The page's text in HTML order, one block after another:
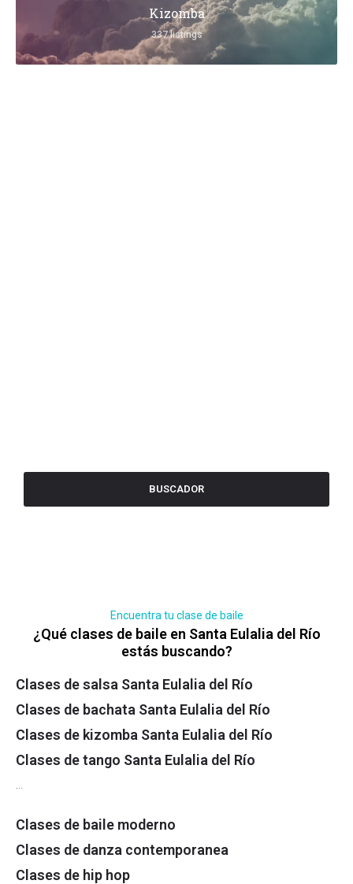
Kizomba
337 listings
BUSCADOR
Encuentra tu clase de baile
¿Qué clases de baile en Santa Eulalia del Río
estás buscando?
Clases de salsa Santa Eulalia del Río
Clases de bachata Santa Eulalia del Río
Clases de kizomba Santa Eulalia del Río
Clases de tango Santa Eulalia del Río
Clases de baile moderno
Clases de danza contemporanea
Clases de hip hop